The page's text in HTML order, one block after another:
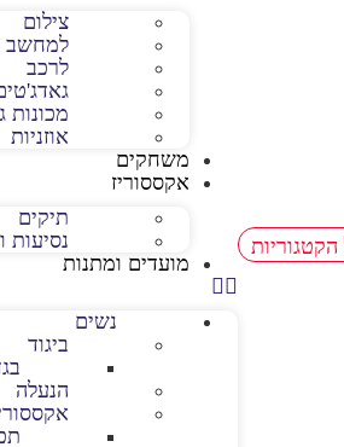
צילום
למחשב
לרכב
מכונות
אוזניות
משחקים
אקססוריז
תיקים
נסיעות
מועדים ומתנות
נשים
ביגוד
הנעלה